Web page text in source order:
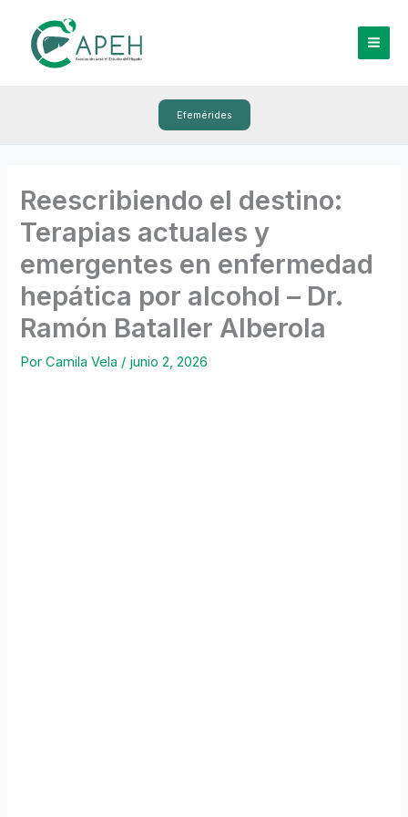
contenido
Efemérides
Reescribiendo el destino:
Terapias actuales y
emergentes en enfermedad
hepática por alcohol – Dr.
Ramón Bataller Alberola
PorCamila Vela / junio 2, 2026